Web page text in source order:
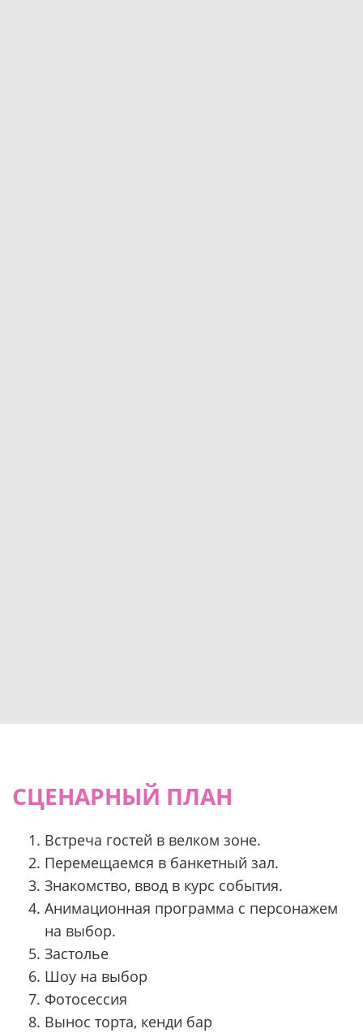
СЦЕНАРНЫЙ ПЛАН
Встреча гостей в велком зоне.
Перемещаемся в банкетный зал.
Знакомство, ввод в курс события.
Анимационная программа с персонажем
на выбор.
Застолье
Шоу на выбор
Фотосессия
Вынос торта, кенди бар